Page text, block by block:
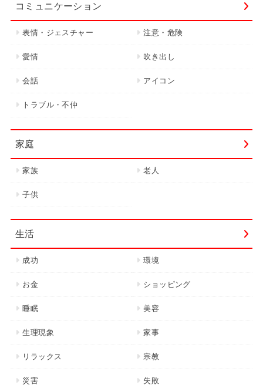
コミュニケーション
表情・ジェスチャー 注意・危険
愛情 吹き出し
会話 アイコン
トラブル・不仲
家庭
家族 老人
子供
生活
成功 環境
お金 ショッピング
睡眠 美容
生理現象 家事
リラックス 宗教
災害 失敗